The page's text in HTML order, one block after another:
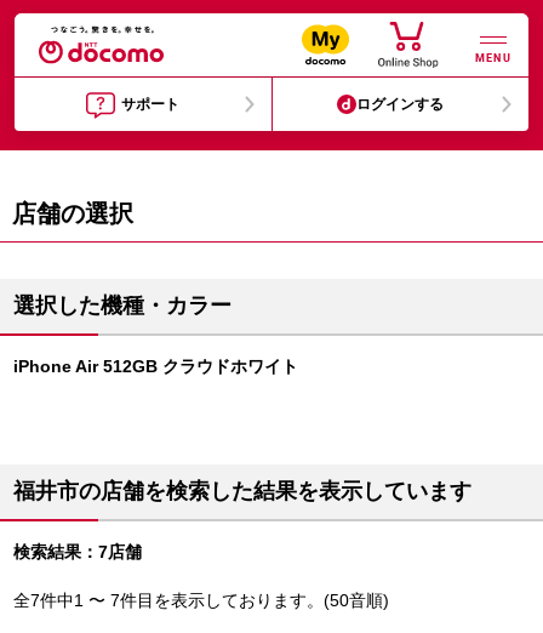
MENU
サポート ログインする
店舗の選択
選択した機種・カラー
iPhone Air 512GB クラウドホワイト
福井市の店舗を検索した結果を表示しています
検索結果：7店舗
全7件中1 〜 7件目を表示しております。(50音順)